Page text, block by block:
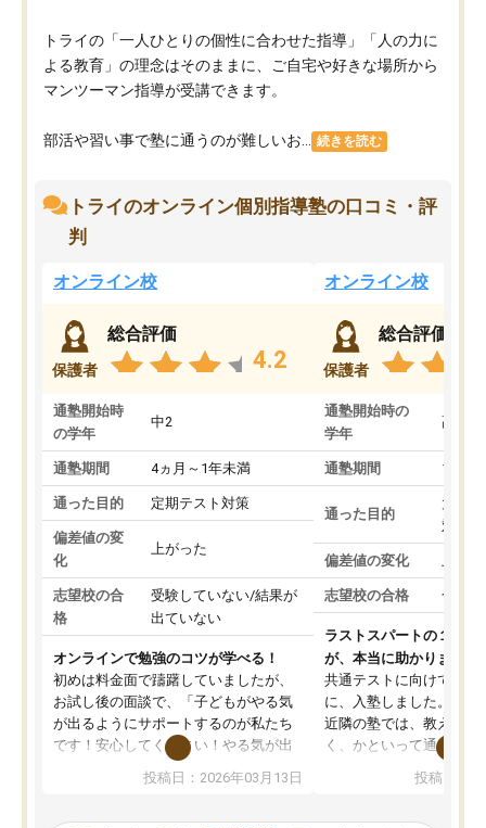
トライの「一人ひとりの個性に合わせた指導」「人の力に
よる教育」の理念はそのままに、ご自宅や好きな場所から
マンツーマン指導が受講できます。
部活や習い事で塾に通うのが難しいお... 続きを読む
トライのオンライン個別指導塾の口コミ・評
判
オンライン校
保護者
総合評価
4.2
通塾開始時
の学年
中2
通塾期間 4ヵ月～1年未満
通った目的 定期テスト対策
偏差値の変
化
上がった
志望校の合
格
受験していない/結果が
出ていない
オンラインで勉強のコツが学べる！
初めは料金面で躊躇していましたが、
お試し後の面談で、「子どもがやる気
が出るようにサポートするのが私たち
です！安心してください！やる気が出
ないのは私たち講師の責任です」と言
ってくださり、確かに！と考えて、思
投稿日：2026年03月13日
オンライン校
保護者
総合評価
通塾開始時の
学年
高3
通塾期間 1～3
通った目的
大学
対策
偏差値の変化
志望校の合格 合格
ラストスパートの１か月
が、本当に助かりました
共通テストに向けての追
に、入塾しました。田舎
近隣の塾では、教えても
く、かといって通うには
可能なので本当に助か
投稿日：